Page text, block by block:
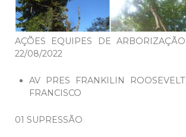
AÇÕES EQUIPES DE
22/08/2022
AV PRES FRANKILIN
FRANCISCO
01 SUPRESSÃO